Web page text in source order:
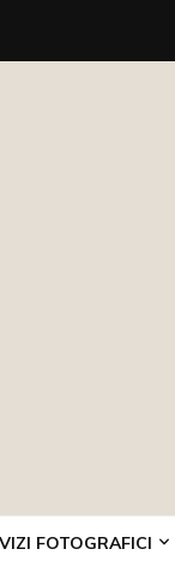
FOTOGRAFICI